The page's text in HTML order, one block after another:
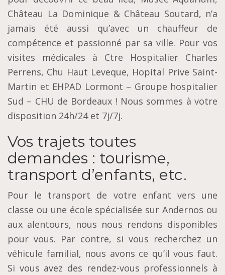
Château La Dominique & Château Soutard, n’a
jamais été aussi qu’avec un chauffeur de
compétence et passionné par sa ville. Pour vos
visites médicales à Ctre Hospitalier Charles
Perrens, Chu Haut Leveque, Hopital Prive Saint-
Martin et EHPAD Lormont – Groupe hospitalier
Sud – CHU de Bordeaux ! Nous sommes à votre
disposition 24h/24 et 7j/7j.
Vos trajets toutes
demandes : tourisme,
transport d’enfants, etc.
Pour le transport de votre enfant vers une
classe ou une école spécialisée sur Andernos ou
aux alentours, nous nous rendons disponibles
pour vous. Par contre, si vous recherchez un
véhicule familial, nous avons ce qu’il vous faut.
Si vous avez des rendez-vous professionnels à